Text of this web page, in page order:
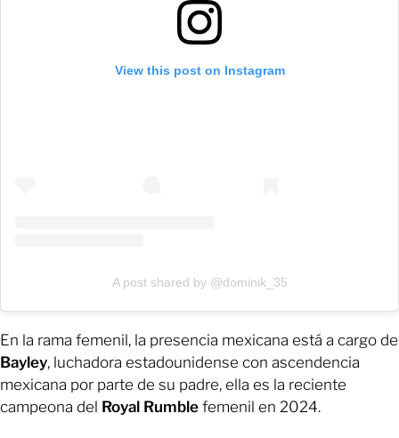
View this post on Instagram
A post shared by @dominik_35
En la rama femenil, la presencia mexicana está a cargo de
Bayley, luchadora estadounidense con ascendencia
mexicana por parte de su padre, ella es la reciente
campeona del Royal Rumble femenil en 2024.